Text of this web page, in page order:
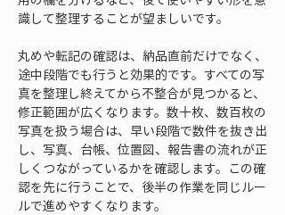
識して整理することが望ましいです。
丸めや転記の確認は、納品直前だけでなく、
途中段階でも行うと効果的です。すべての写
真を整理し終えてから不整合が見つかると、
修正範囲が広くなります。数十枚、数百枚の
写真を扱う場合は、早い段階で数件を抜き出
し、写真、台帳、位置図、報告書の流れが正
しくつながっているかを確認します。この確
認を先に行うことで、後半の作業を同じルー
ルで進めやすくなります。